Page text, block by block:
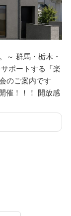
～ 群馬・栃木・
ポートする「楽
のご案内です
催！！！ 開放感
検